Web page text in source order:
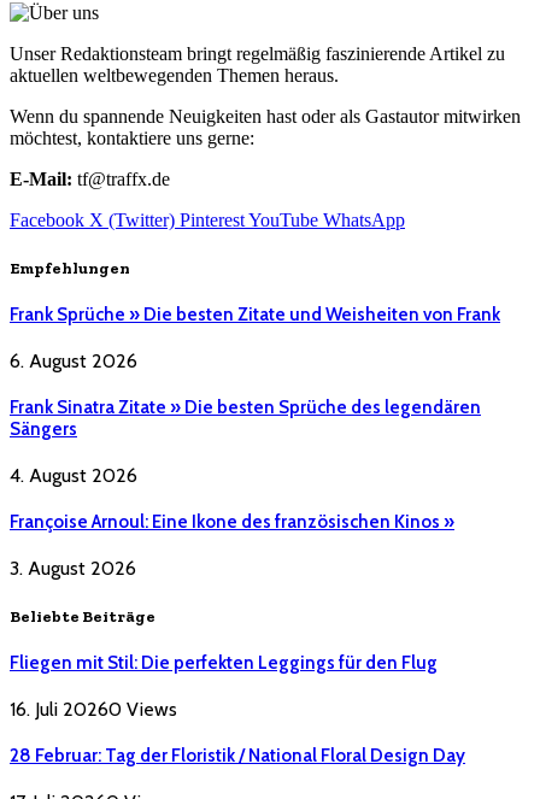
Unser Redaktionsteam bringt regelmäßig faszinierende Artikel zu
aktuellen weltbewegenden Themen heraus.
Wenn du spannende Neuigkeiten hast oder als Gastautor mitwirken
möchtest, kontaktiere uns gerne:
E-Mail: tf@traffx.de
Facebook X (Twitter) PinterestYouTube WhatsApp
Empfehlungen
Frank Sprüche » Die besten Zitate und Weisheiten von Frank
6. August 2026
Frank Sinatra Zitate » Die besten Sprüche des legendären
Sängers
4. August 2026
Françoise Arnoul: Eine Ikone des französischen Kinos »
3. August 2026
Beliebte Beiträge
Fliegen mit Stil: Die perfekten Leggings für den Flug
16. Juli 20260 Views
28 Februar: Tag der Floristik / National Floral Design Day